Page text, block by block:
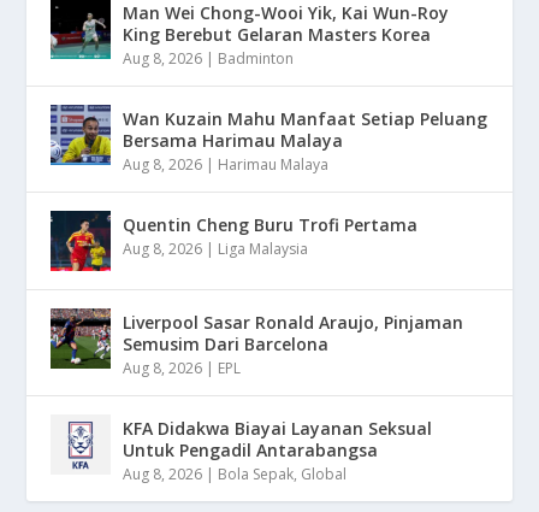
Man Wei Chong-Wooi Yik, Kai Wun-Roy
King Berebut Gelaran Masters Korea
Aug 8, 2026 | Badminton
Wan Kuzain Mahu Manfaat Setiap Peluang
Bersama Harimau Malaya
Aug 8, 2026 | Harimau Malaya
Quentin Cheng Buru Trofi Pertama
Aug 8, 2026 | Liga Malaysia
Liverpool Sasar Ronald Araujo, Pinjaman
Semusim Dari Barcelona
Aug 8, 2026 | EPL
KFA Didakwa Biayai Layanan Seksual
Untuk Pengadil Antarabangsa
Aug 8, 2026 | Bola Sepak, Global